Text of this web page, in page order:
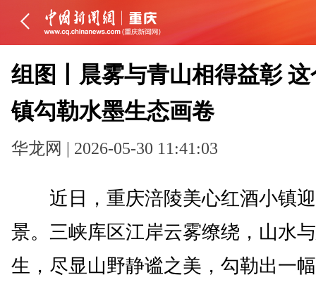
组图丨晨雾与青山相得益彰
镇勾勒水墨生态画卷
华龙网 | 2026-05-30 11:41:03
近日，重庆涪陵美心红酒小镇迎
景。三峡库区江岸云雾缭绕，山水
生，尽显山野静谧之美，勾勒出一